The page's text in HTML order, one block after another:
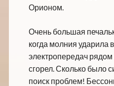
Орионом.
Очень большая
когда молния ударила
электропередач
сгорел. Сколько было
поиск проблем!